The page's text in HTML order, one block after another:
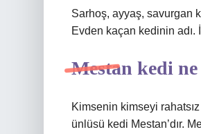
Sarhoş, ayyaş, savurgan
Evden kaçan kedinin
Mestan kedi
Kimsenin kimseyi
ünlüsü kedi Mestan’dır.